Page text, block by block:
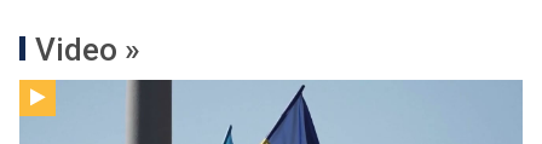
Video »